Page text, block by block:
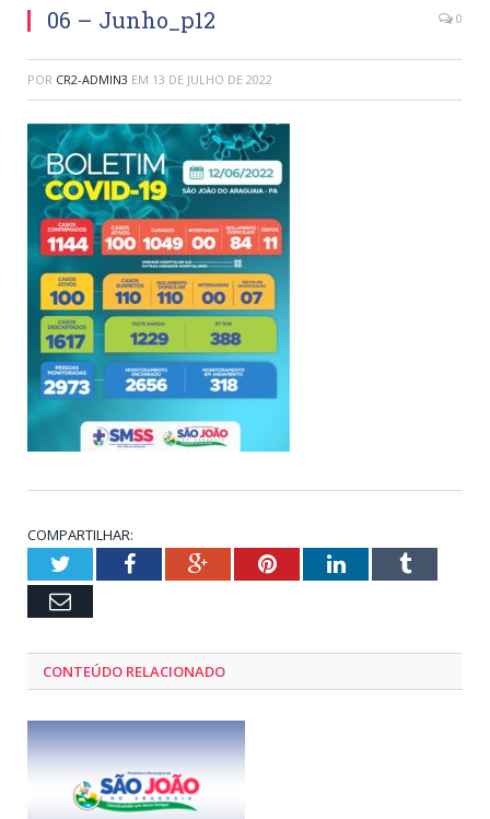
06 – Junho_p12 0
POR CR2-ADMIN3 EM 13 DE JULHO DE 2022
COMPARTILHAR:
TwitterFacebookGoogle+PinterestLinkedInTumblr
Email
CONTEÚDO RELACIONADO